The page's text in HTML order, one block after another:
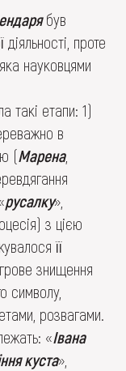
був
проте
науковцями
такі етапи: 1)
в
(Марена,
русалку»,
з цією
її
знищення
символу,
розвагами.
«Івана
куста»,